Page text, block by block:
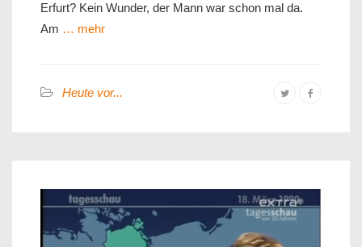
Erfurt? Kein Wunder, der Mann war schon mal da.
Am … mehr
Heute vor...